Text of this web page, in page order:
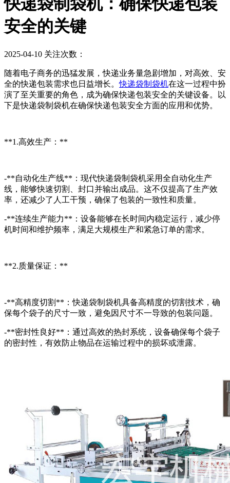
安全的关键
2025-04-10 关注次数：
随着电子商务的迅猛发展，快递业务量急剧增加，对高效、安
全的快递包装需求也日益增长。快递袋制袋机在这一过程中扮
演了至关重要的角色，成为确保快递包装安全的关键设备。以
下是快递袋制袋机在确保快递包装安全方面的应用和优势。
**1.高效生产：**
-**自动化生产线**：现代快递袋制袋机采用全自动化生产
线，能够快速切割、封口并输出成品。这不仅提高了生产效
率，还减少了人工干预，确保了包装的一致性和质量。
-**连续生产能力**：设备能够在长时间内稳定运行，减少停
机时间和维护频率，满足大规模生产和紧急订单的需求。
**2.质量保证：**
-**高精度切割**：快递袋制袋机具备高精度的切割技术，确
保每个袋子的尺寸一致，避免因尺寸不一导致的包装问题。
-**密封性良好**：通过高效的热封系统，设备确保每个袋子
的密封性，有效防止物品在运输过程中的损坏或泄露。